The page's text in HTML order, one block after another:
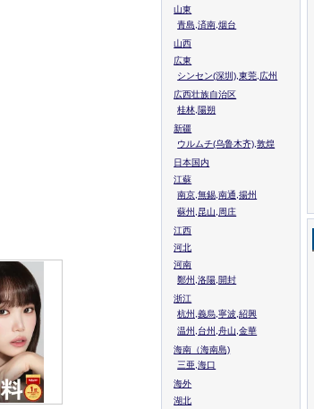
山東
青島,済南,烟台
山西
広東
シンセン(深圳),東莞,広州
広西壮族自治区
桂林,陽朔
新疆
ウルムチ(乌鲁木齐),敦煌
日本国内
江蘇
南京,無錫,南通,揚州
蘇州,昆山,周庄
江西
河北
河南
鄭州,洛陽,開封
浙江
杭州,義烏,寧波,紹興
温州,台州,舟山,金華
海南（海南島)
三亜,海口
海外
湖北